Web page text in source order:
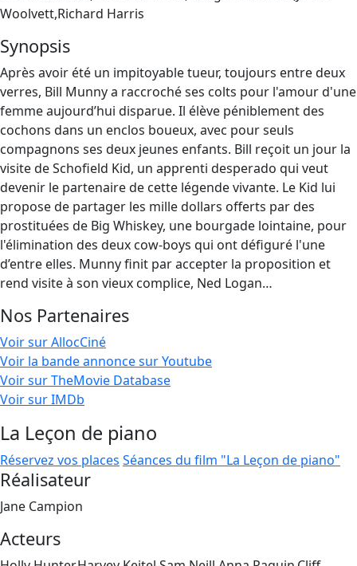
Woolvett,Richard Harris
Synopsis
Après avoir été un impitoyable tueur, toujours entre deux
verres, Bill Munny a raccroché ses colts pour l'amour d'une
femme aujourd’hui disparue. Il élève péniblement des
cochons dans un enclos boueux, avec pour seuls
compagnons ses deux jeunes enfants. Bill reçoit un jour la
visite de Schofield Kid, un apprenti desperado qui veut
devenir le partenaire de cette légende vivante. Le Kid lui
propose de partager les mille dollars offerts par des
prostituées de Big Whiskey, une bourgade lointaine, pour
l'élimination des deux cow‐boys qui ont défiguré l'une
d’entre elles. Munny finit par accepter la proposition et
rend visite à son vieux complice, Ned Logan…
Nos Partenaires
Voir sur AllocCiné
Voir la bande annonce sur Youtube
Voir sur TheMovie Database
Voir sur IMDb
La Leçon de piano
Réservez vos places Séances du film "La Leçon de piano"
Réalisateur
Jane Campion
Acteurs